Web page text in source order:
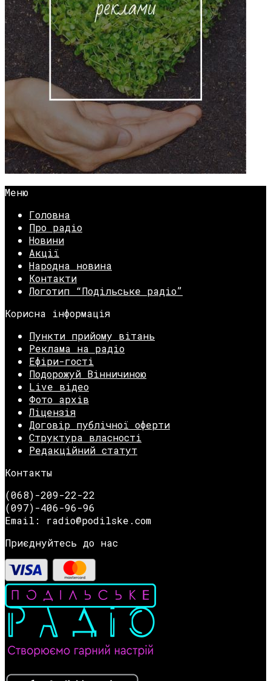
Меню
Головна
Про радіо
Новини
Акції
Народна новина
Контакти
Логотип “Подільське радіо”
Корисна інформація
Пункти прийому вітань
Реклама на радіо
Ефіри-гості
Подорожуй Вінничиною
Live відео
Фото архів
Ліцензія
Договір публічної оферти
Структура власності
Редакційний статут
Контакты
(068)-209-22-22
(097)-406-96-96
Email: radio@podilske.com
Приєднуйтесь до нас